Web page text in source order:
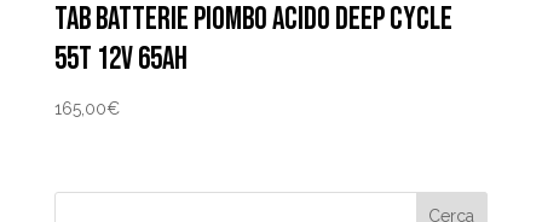
TAB BATTERIE PIOMBO ACIDO DEEP CYCLE
55T 12V 65AH
165,00€